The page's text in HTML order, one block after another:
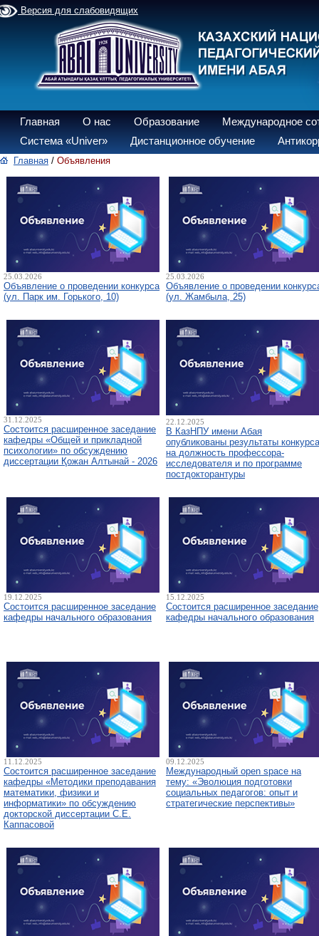
Версия для слабовидящих
Главная О нас Образование
Международное
Система «Univer»
Дистанционное обучение
Главная / Объявления
25.03.2026
Объявление о проведении конкурса
(ул. Парк им. Горького, 10)
25.03.2026
Объявление о проведении
(ул. Жамбыла, 25)
31.12.2025
Состоится расширенное заседание
кафедры «Общей и прикладной
психологии» по обсуждению
диссертации Қожан Алтынай - 2026
22.12.2025
В КазНПУ имени Абая
опубликованы результаты конкурса
на должность профессора-
исследователя и по программе
постдокторантуры
19.12.2025
Состоится расширенное заседание
кафедры начального образования
15.12.2025
Состоится расширенное заседание
кафедры начального образования
11.12.2025
Состоится расширенное заседание
кафедры «Методики преподавания
математики, физики и
информатики» по обсуждению
докторской диссертации С.Е.
Каппасовой
09.12.2025
Международный open space на
тему: «Эволюция подготовки
социальных педагогов: опыт и
стратегические перспективы»